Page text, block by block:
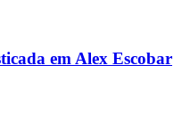
em Alex Escobar